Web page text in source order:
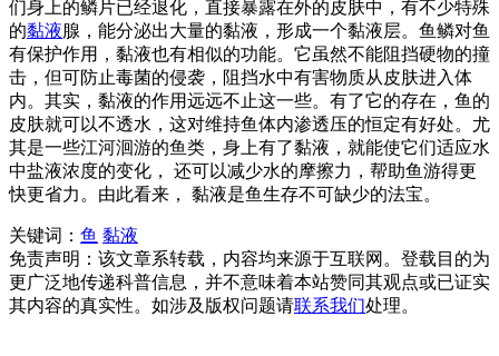
们身上的鳞片已经退化，直接暴露在外的皮肤中，有不少特殊
的黏液腺，能分泌出大量的黏液，形成一个黏液层。鱼鳞对鱼
有保护作用，黏液也有相似的功能。它虽然不能阻挡硬物的撞
击，但可防止毒菌的侵袭，阻挡水中有害物质从皮肤进入体
内。其实，黏液的作用远远不止这一些。有了它的存在，鱼的
皮肤就可以不透水，这对维持鱼体内渗透压的恒定有好处。尤
其是一些江河洄游的鱼类，身上有了黏液，就能使它们适应水
中盐液浓度的变化， 还可以减少水的摩擦力，帮助鱼游得更
快更省力。由此看来， 黏液是鱼生存不可缺少的法宝。
关键词： 鱼 黏液
免责声明：该文章系转载，内容均来源于互联网。登载目的为
更广泛地传递科普信息，并不意味着本站赞同其观点或已证实
其内容的真实性。如涉及版权问题请联系我们处理。